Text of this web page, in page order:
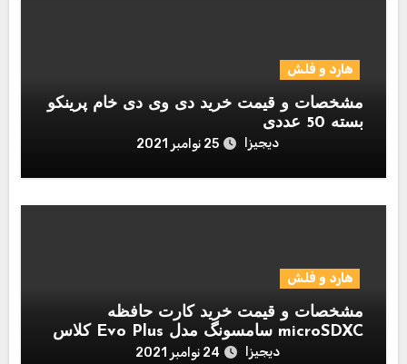
هارد و فلش
مشخصات و قیمت خرید دی وی دی خام پرینکو
بسته 50 عددی
دیجیزا 25 نوامبر 2021
هارد و فلش
مشخصات و قیمت خرید کارت حافظه
microSDXC سامسونگ مدل Evo Plus کلاس
دیجیزا 24 نوامبر 2021